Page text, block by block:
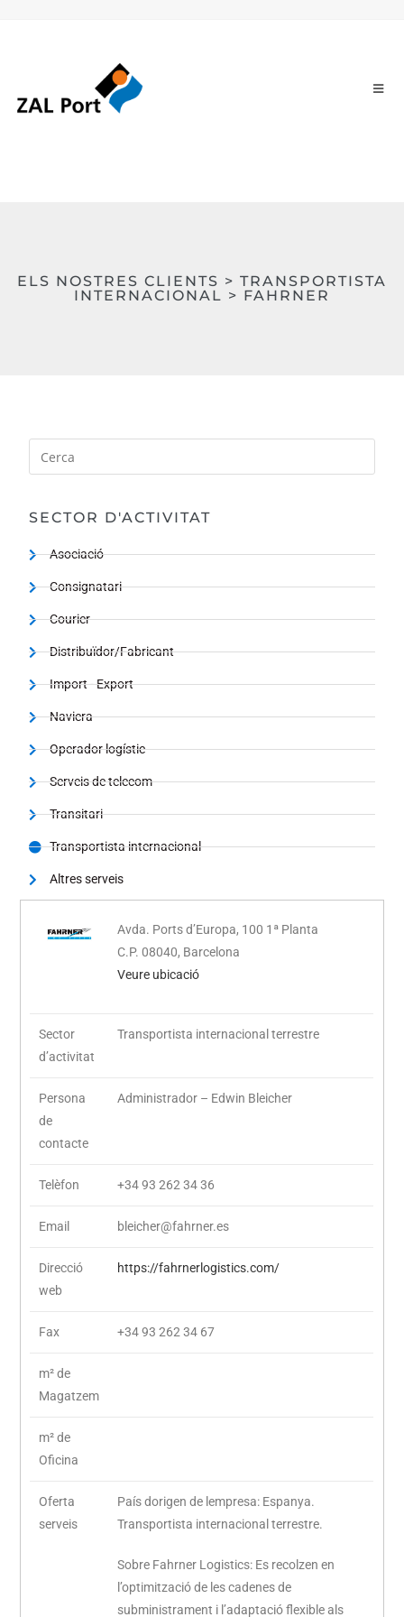
ELS NOSTRES CLIENTS > TRANSPORTISTA
INTERNACIONAL > FAHRNER
SECTOR D'ACTIVITAT
Asociació
Consignatari
Courier
Distribuïdor/Fabricant
Import - Export
Naviera
Operador logístic
Serveis de telecom
Transitari
Transportista internacional
Altres serveis
Avda. Ports d’Europa, 100 1ª Planta
C.P. 08040, Barcelona ‎
Veure ubicació
Sector
d’activitat
Transportista internacional terrestre
Persona
de
contacte
Administrador – Edwin Bleicher
Telèfon +34 93 262 34 36
Email bleicher@fahrner.es
Direcció
web
https://fahrnerlogistics.com/
Fax +34 93 262 34 67
m² de
Magatzem
m² de
Oficina
Oferta
serveis
País dorigen de lempresa: Espanya.
Transportista internacional terrestre.
Sobre Fahrner Logistics: Es recolzen en
l’optimització de les cadenes de
subministrament i l’adaptació flexible als